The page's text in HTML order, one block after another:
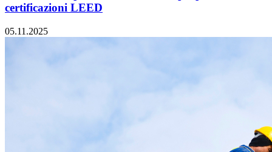
certificazioni LEED
05.11.2025